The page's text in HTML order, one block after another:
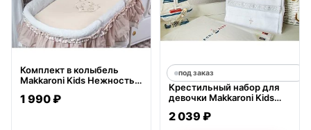
Комплект в колыбель
Makkaroni Kids Нежность
1 990 ₽
под заказ
Крестильный набор для
девочки Makkaroni Kids
предмета
2 039 ₽